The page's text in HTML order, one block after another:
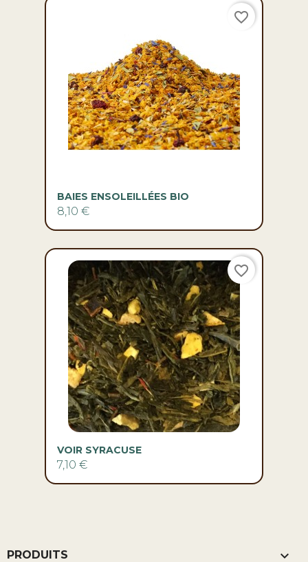
BAIES ENSOLEILLÉES BIO
8,10 €
favorite_border
VOIR SYRACUSE
7,10 €
favorite_border
PRODUITS 